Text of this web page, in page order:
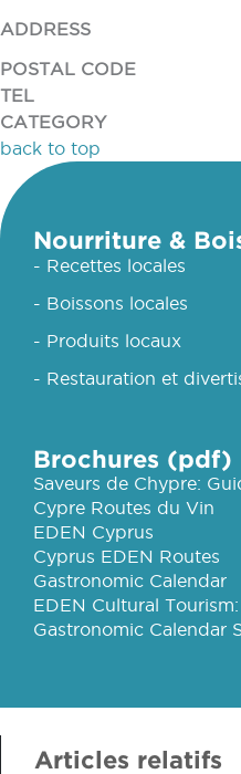
ADDRESS
POSTAL CODE
TEL
CATEGORY
back to top
Nourriture &
- Recettes locales
- Boissons locales
- Produits locaux
- Restauration et
Brochures (pdf)
Saveurs de Chypre:
Cypre Routes du Vin
EDEN Cyprus
Cyprus EDEN Routes
Gastronomic Calendar
EDEN Cultural
Gastronomic Calendar
Articles relatifs